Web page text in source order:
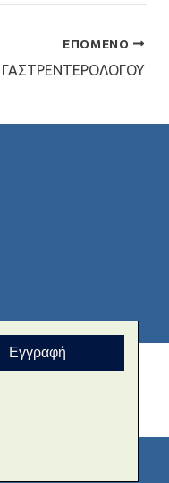
ΕΠΌΜΕΝΟ
ΓΑΣΤΡΕΝΤΕΡΟΛΟΓΟΥ
Εγγραφή